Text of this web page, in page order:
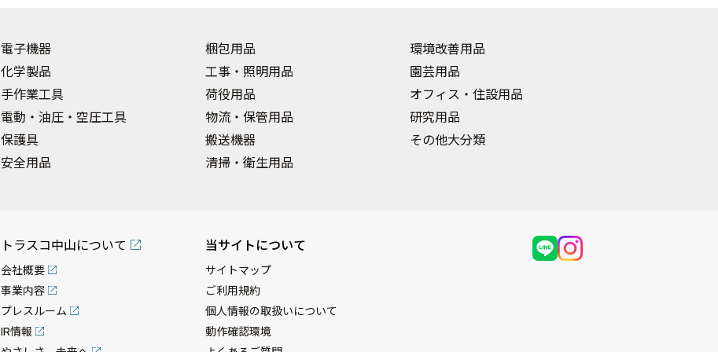
電子機器
化学製品
手作業工具
電動・油圧・空圧工具
保護具
安全用品
梱包用品
工事・照明用品
荷役用品
物流・保管用品
搬送機器
清掃・衛生用品
環境改善用品
園芸用品
オフィス・住設用品
研究用品
その他大分類
トラスコ中山について
会社概要
事業内容
プレスルーム
IR情報
当サイトについて
サイトマップ
ご利用規約
個人情報の取扱いについて
動作確認環境